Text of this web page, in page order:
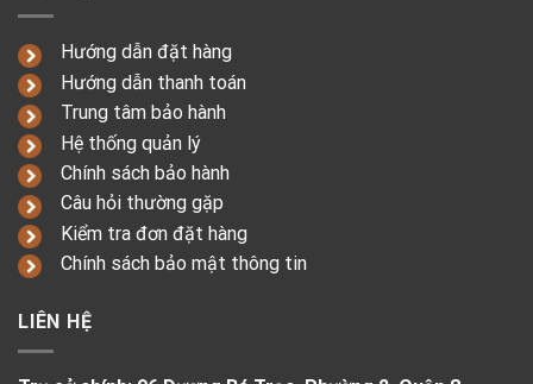
Hướng dẫn đặt hàng
Hướng dẫn thanh toán
Trung tâm bảo hành
Hệ thống quản lý
Chính sách bảo hành
Câu hỏi thường gặp
Kiểm tra đơn đặt hàng
Chính sách bảo mật thông tin
LIÊN HỆ